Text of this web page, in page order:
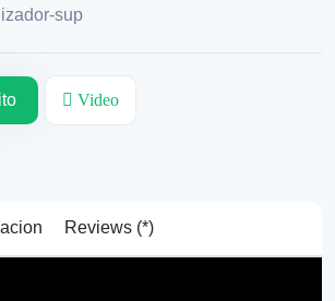
sup
Video
Reviews (*)